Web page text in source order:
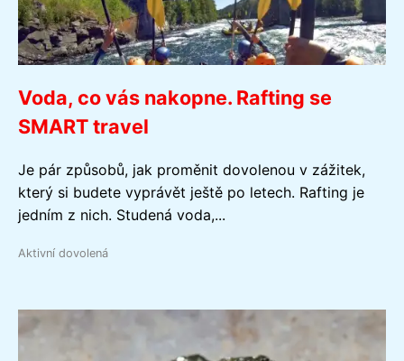
Voda, co vás nakopne. Rafting se
SMART travel
Je pár způsobů, jak proměnit dovolenou v zážitek,
který si budete vyprávět ještě po letech. Rafting je
jedním z nich. Studená voda,...
Aktivní dovolená